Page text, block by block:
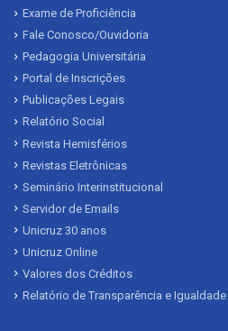
Exame de Proficiência
Fale Conosco/Ouvidoria
Pedagogia Universitária
Portal de Inscrições
Publicações Legais
Relatório Social
Revista Hemisférios
Revistas Eletrônicas
Seminário Interinstitucional
Servidor de Emails
Unicruz 30 anos
Unicruz Online
Valores dos Créditos
Relatório de Transparência e